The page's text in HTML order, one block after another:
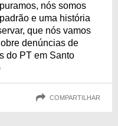
nós somos
e uma história
que nós vamos
denúncias de
do PT em Santo
COMPARTILHAR